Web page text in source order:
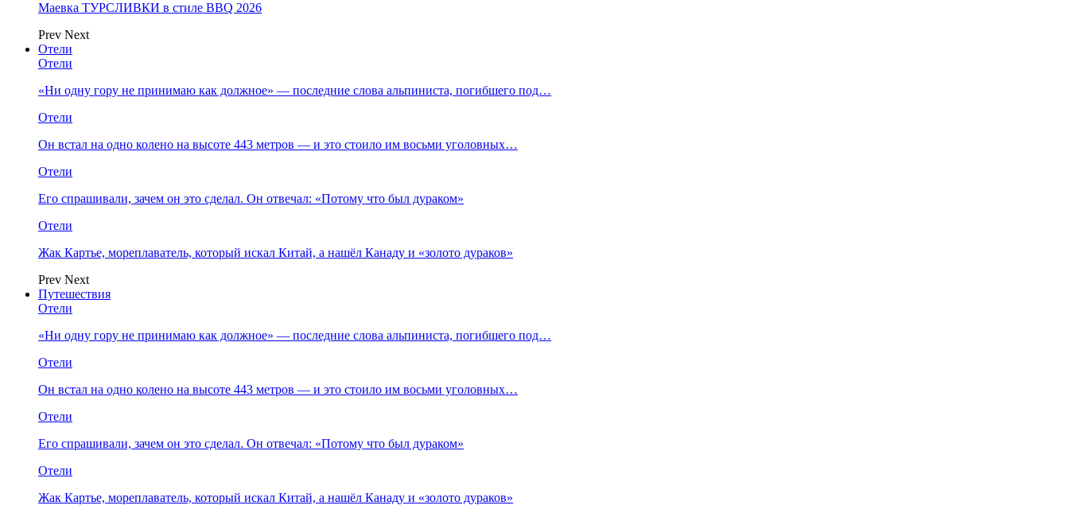
Маевка ТУРСЛИВКИ в стиле BBQ 2026
Prev Next
Отели
Отели
«Ни одну гору не принимаю как должное» — последние слова альпиниста, погибшего под…
Отели
Он встал на одно колено на высоте 443 метров — и это стоило им восьми уголовных…
Отели
Его спрашивали, зачем он это сделал. Он отвечал: «Потому что был дураком»
Отели
Жак Картье, мореплаватель, который искал Китай, а нашёл Канаду и «золото дураков»
Prev Next
Путешествия
Отели
«Ни одну гору не принимаю как должное» — последние слова альпиниста, погибшего под…
Отели
Он встал на одно колено на высоте 443 метров — и это стоило им восьми уголовных…
Отели
Его спрашивали, зачем он это сделал. Он отвечал: «Потому что был дураком»
Отели
Жак Картье, мореплаватель, который искал Китай, а нашёл Канаду и «золото дураков»